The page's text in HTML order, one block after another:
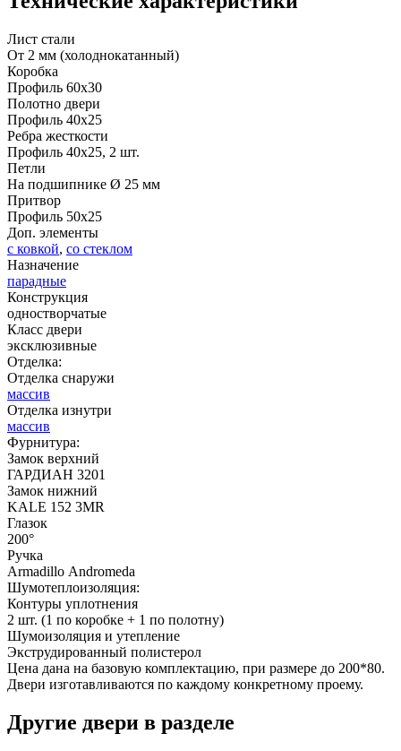
ДНТ
ДУБ БЕЛЁНЫЙ
Лист стали
От 2 мм (холоднокатанный)
Коробка
Профиль 60х30
Полотно двери
Профиль 40х25
Ребра жесткости
Профиль 40х25, 2 шт.
Петли
На подшипнике Ø 25 мм
Притвор
Профиль 50х25
Доп. элементы
с ковкой, со стеклом
Назначение
парадные
Конструкция
одностворчатые
Класс двери
эксклюзивные
Отделка:
Отделка снаружи
массив
Отделка изнутри
массив
Фурнитура:
Замок верхний
ГАРДИАН 3201
Замок нижний
KALE 152 3MR
Глазок
200°
Ручка
Armadillo Аndromeda
Шумотеплоизоляция:
Контуры уплотнения
2 шт. (1 по коробке + 1 по полотну)
Шумоизоляция и утепление
Экструдированный полистерол
Цена дана на базовую комплектацию, при размере до 200*80.
Двери изготавливаются по каждому конкретному проему.
Другие двери в разделе